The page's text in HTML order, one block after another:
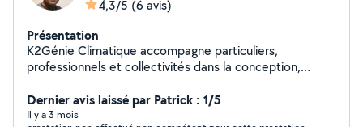
4,3/5 (6 avis)
Présentation
K2Génie Climatique accompagne particuliers,
professionnels et collectivités dans la conception,
solutions performantes en climatisation, chauffage,
plomberie et ventilation. Notre priorité : un confort
Dernier avis laissé par Patrick : 1/5
Il y a 3 mois